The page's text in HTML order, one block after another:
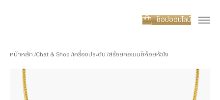
ช็อปออนไลน์
หน้าหลัก Chat & Shop เครื่องประดับ สร้อยคอเบนซ์ห้อยหัวใจ